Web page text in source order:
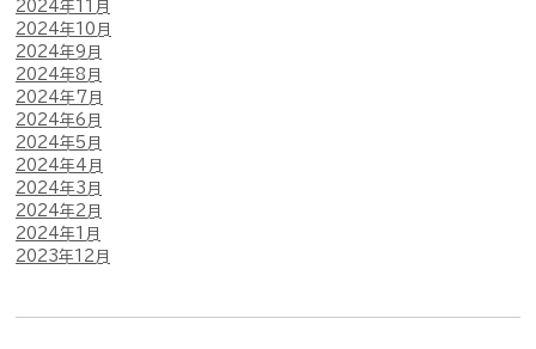
2024年11月
2024年10月
2024年9月
2024年8月
2024年7月
2024年6月
2024年5月
2024年4月
2024年3月
2024年2月
2024年1月
2023年12月